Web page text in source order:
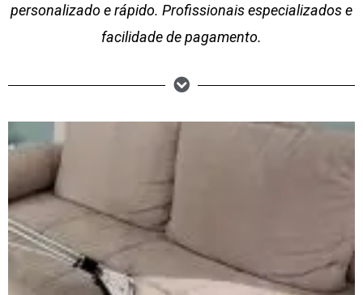
personalizado e rápido. Profissionais especializados e
facilidade de pagamento.